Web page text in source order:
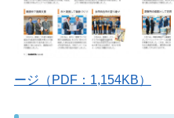
ージ（PDF：1,154KB）